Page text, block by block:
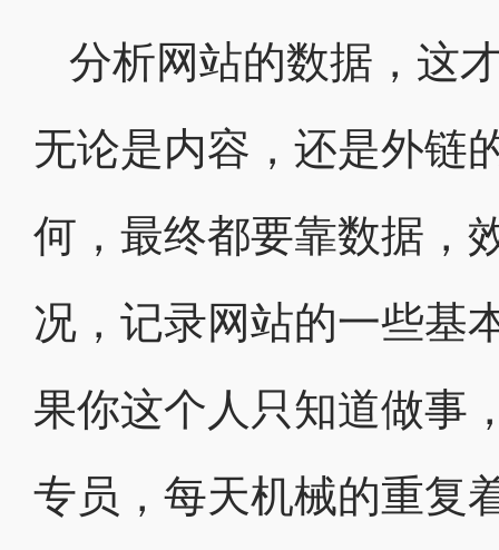
分析网站的数据，这
无论是内容，还是外链
何，最终都要靠数据，
况，记录网站的一些基
果你这个人只知道做事
专员，每天机械的重复